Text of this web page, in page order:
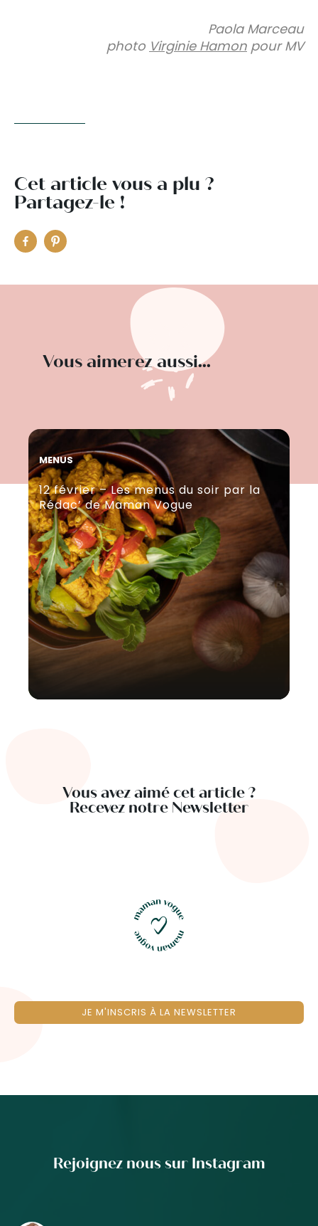
Paola Marceau
photo Virginie Hamon pour MV
Cet article vous a plu ?
Partagez-le !
Vous aimerez aussi...
MENUS
12 février – Les menus du soir par la
Rédac’ de Maman Vogue
Vous avez aimé cet article ?
Recevez notre Newsletter
JE M'INSCRIS À LA NEWSLETTER
Rejoignez nous sur Instagram